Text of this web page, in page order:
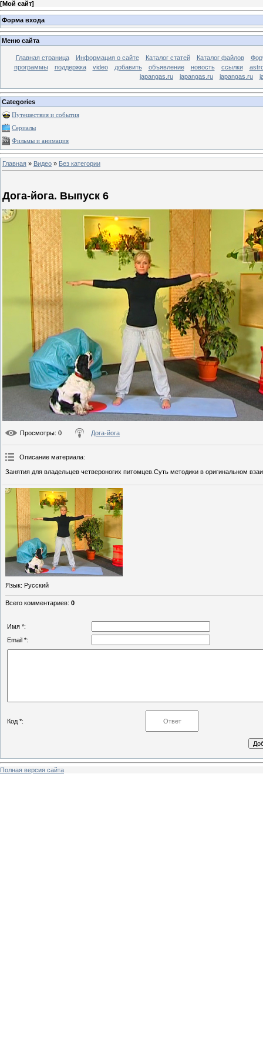
[Мой сайт]
Форма входа
Меню сайта
Главная страница Информация о сайте Каталог статей Каталог файлов
программы
поддержка video добавить объявление новость ссылки
japangas.ru
japangas.ru japangas.ru
Categories
Путешествия и события
Сериалы
Фильмы и анимация
Главная » Видео » Без категории
Дога-йога. Выпуск 6
Просмотры: 0 Дога-йога
Описание материала:
Занятия для владельцев четвероногих питомцев.Суть методики в оригинальном
Язык: Русский
Всего комментариев: 0
Имя *:
Email *:
Код *:
Полная версия сайта